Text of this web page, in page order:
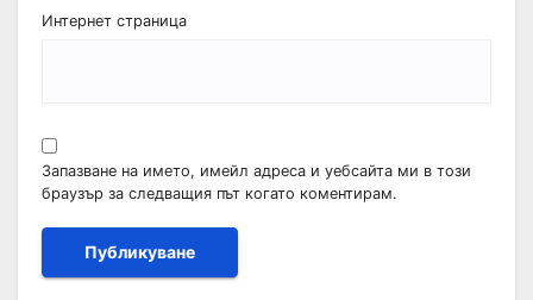
Интернет страница
Запазване на името, имейл адреса и уебсайта ми в този
браузър за следващия път когато коментирам.